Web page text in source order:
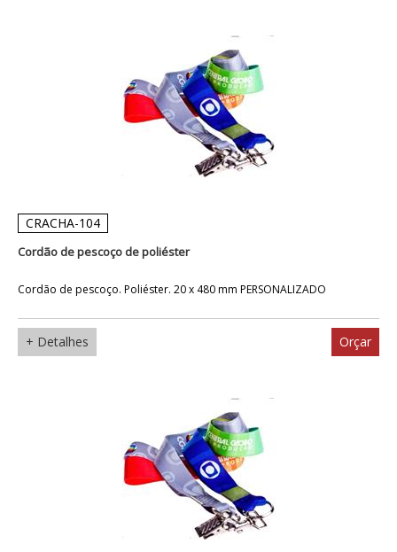
CRACHA-104
Cordão de pescoço de poliéster
Cordão de pescoço. Poliéster. 20 x 480 mm PERSONALIZADO
+ Detalhes Orçar